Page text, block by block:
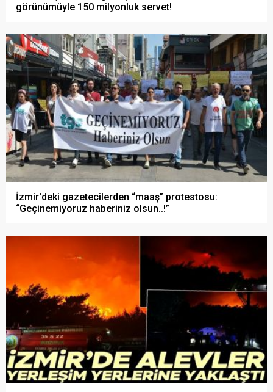
görünümüyle 150 milyonluk servet!
İzmir'deki gazetecilerden “maaş” protestosu:
“Geçinemiyoruz haberiniz olsun..!”